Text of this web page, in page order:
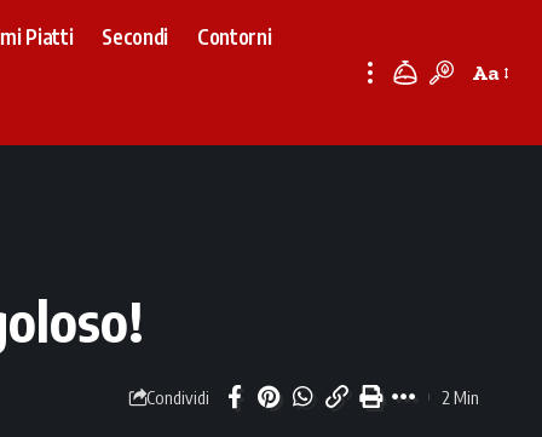
Piatti Secondi
Contorni
Font
Aa
Condividi 2 Min